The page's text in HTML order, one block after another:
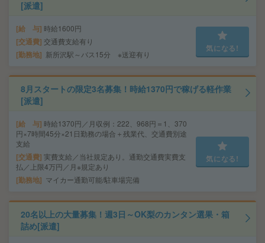
[派遣]
給 与 時給1600円
交通費 交通費支給有り
勤務地 新所沢駅～バス15分 ※送迎有り
気になる!
8月スタートの限定3名募集！時給1370円で稼げる軽作業
[派遣]
給 与 時給1370円／月収例：222、968円＝1、370
円×7時間45分×21日勤務の場合＋残業代、交通費別途
支給
交通費 実費支給／当社規定あり。通勤交通費実費支
払／上限4万円／月※規定あり
勤務地 マイカー通勤可能/駐車場完備
気になる!
20名以上の大量募集！週3日～OK梨のカンタン選果・箱
詰め[派遣]